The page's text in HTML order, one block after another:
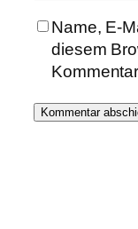
Name, E-
diesem